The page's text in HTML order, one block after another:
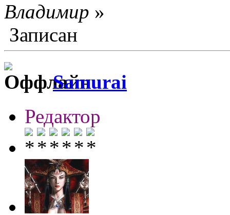
Влaдимир »
Записан
Samurai
Редактор